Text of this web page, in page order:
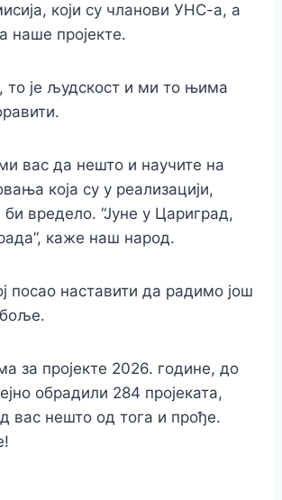
који су чланови УНС-а, а
наше пројекте.
то је људскост и ми то њима
вас да нешто и научите на
која су у реализацији,
вредело. “Јуне у Цариград,
каже наш народ.
посао наставити да радимо још
боље.
за пројекте 2026. године, до
обрадили 284 пројеката,
вас нешто од тога и прође.